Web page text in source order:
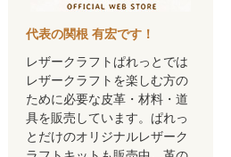
代表の関根 有宏です！
レザークラフトぱれっとでは
レザークラフトを楽しむ方の
ために必要な皮革・材料・道
具を販売しています。ぱれっ
とだけのオリジナルレザーク